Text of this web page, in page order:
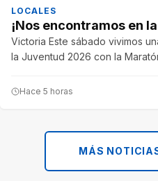
LOCALES
¡Nos encontramos en
Victoria Este sábado vivimos
la Juventud 2026 con la
Hace 5 horas
MÁS